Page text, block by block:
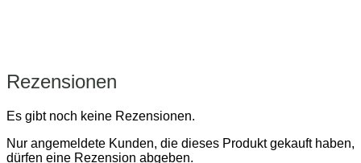
Rezensionen
Es gibt noch keine Rezensionen.
Nur angemeldete Kunden, die dieses Produkt gekauft haben,
dürfen eine Rezension abgeben.